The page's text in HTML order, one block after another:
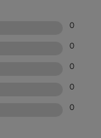
0
0
0
0
0